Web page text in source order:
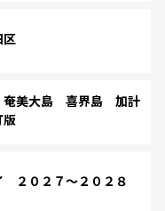
美大島 喜界島 加計
０２７～２０２８